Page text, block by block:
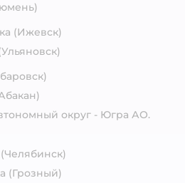
(Ижевск)
округ - Югра АО.
(Челябинск)
(Грозный)